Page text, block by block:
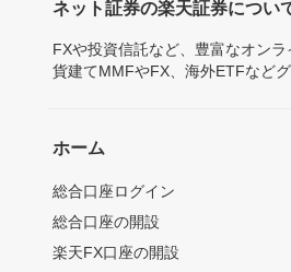
ネット証券の楽天証券につい
FXや投資信託など、豊富なオン
貨建てMMFやFX、海外ETFなど
ホーム
総合口座ログイン
総合口座の開設
楽天FX口座の開設